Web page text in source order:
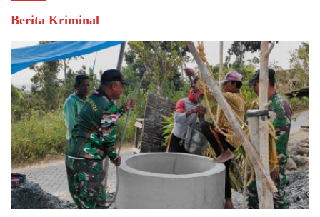
Berita Kriminal